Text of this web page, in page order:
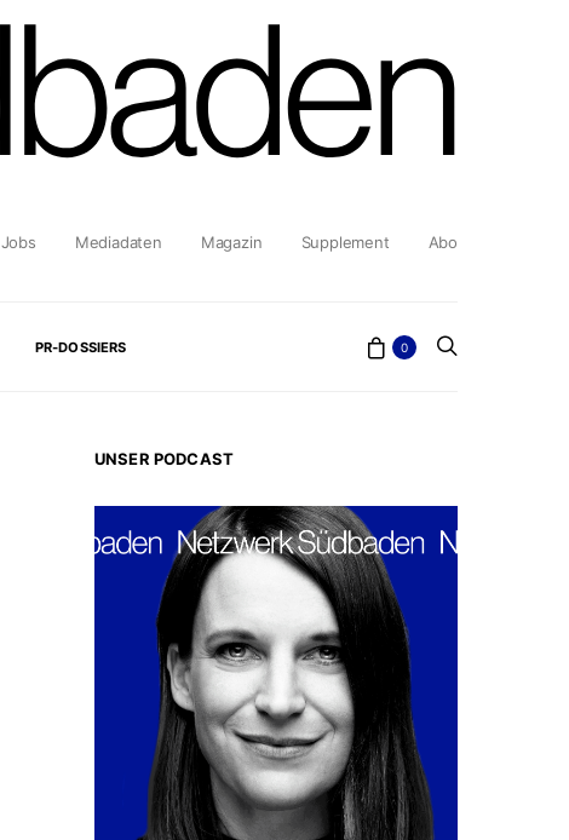
Jobs Mediadaten Magazin Supplement Abo
PR-DOSSIERS 0
UNSER PODCAST